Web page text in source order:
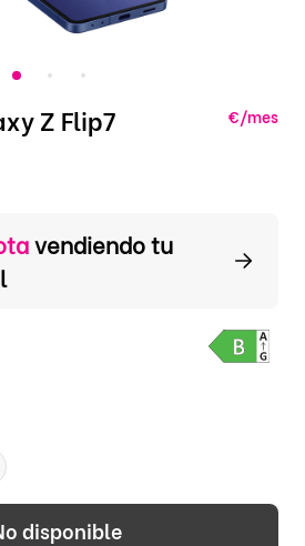
Z Flip7
€/mes
vendiendo tu
disponible